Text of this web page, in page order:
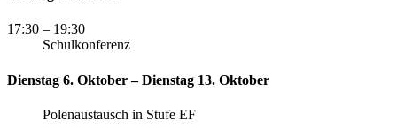
17:30 – 19:30
Schulkonferenz
Dienstag 6. Oktober – Dienstag 13. Oktober
Polenaustausch in Stufe EF